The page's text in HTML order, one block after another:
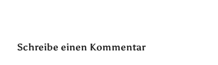
Schreibe einen Kommentar